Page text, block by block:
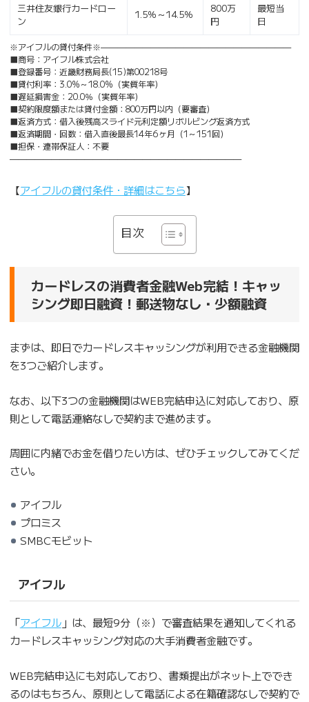
三井住友銀行カードロー
ン
1.5％～14.5％
800万
円
最短当
日
※アイフルの貸付条件※———————————————————————
■商号：アイフル株式会社
■登録番号：近畿財務局長(15)第00218号
■貸付利率：3.0%～18.0%（実質年率）
■遅延損害金：20.0％（実質年率）
■契約限度額または貸付金額：800万円以内（要審査）
■返済方式：借入後残高スライド元利定額リボルビング返済方式
■返済期間・回数：借入直後最長14年6ヶ月（1～151回）
■担保・連帯保証人：不要
————————————————————————————
【アイフルの貸付条件・詳細はこちら】
目次
カードレスの消費者金融Web完結！キャッ
シング即日融資！郵送物なし・少額融資
まずは、即日でカードレスキャッシングが利用できる金融機関
を3つご紹介します。
なお、以下3つの金融機関はWEB完結申込に対応しており、原
則として電話連絡なしで契約まで進めます。
周囲に内緒でお金を借りたい方は、ぜひチェックしてみてくだ
さい。
アイフル
プロミス
SMBCモビット
アイフル
「アイフル」は、最短9分（※）で審査結果を通知してくれる
カードレスキャッシング対応の大手消費者金融です。
WEB完結申込にも対応しており、書類提出がネット上ででき
るのはもちろん、原則として電話による在籍確認なしで契約で